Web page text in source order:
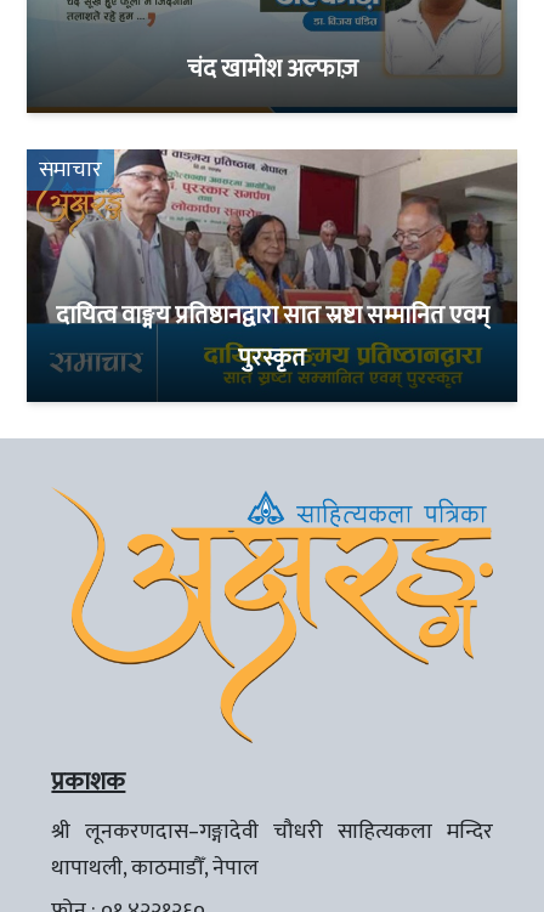
चंद खामोश अल्फाज़
समाचार
दायित्व वाङ्मय प्रतिष्ठानद्वारा सात स्रष्टा सम्मानित एवम्
पुरस्कृत
प्रकाशक
श्री लूनकरणदास–गङ्गादेवी चौधरी साहित्यकला मन्दिर
थापाथली, काठमाडौँ, नेपाल